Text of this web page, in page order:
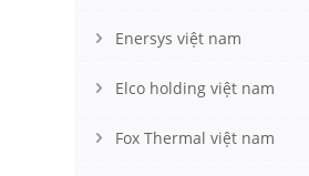
Enersys việt nam
Elco holding việt nam
Fox Thermal việt nam